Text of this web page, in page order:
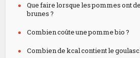
Que faire lorsque les pommes ont
brunes ?
Combien coûte une pomme bio ?
Combien de kcal contient le